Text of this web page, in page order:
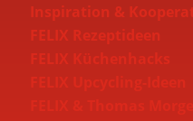
Inspiration &
FELIX Rezeptideen
FELIX Küchenhacks
FELIX Upcycling-Ideen